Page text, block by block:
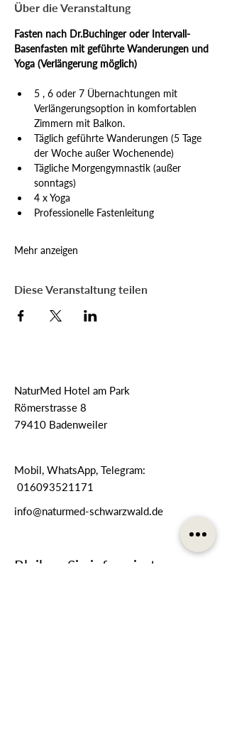
Über die Veranstaltung
Fasten nach Dr.Buchinger oder Intervall-
Basenfasten mit geführte Wanderungen und
Yoga (Verlängerung möglich)
5 , 6 oder 7 Übernachtungen mit
Verlängerungsoption in komfortablen
Zimmern mit Balkon.
Täglich geführte Wanderungen (5 Tage
der Woche außer Wochenende)
Tägliche Morgengymnastik (außer
sonntags)
4 x Yoga
Professionelle Fastenleitung
Mehr anzeigen
Diese Veranstaltung teilen
NaturMed Hotel am Park
Römerstrasse 8
79410 Badenweiler
Mobil, WhatsApp, Telegram:
016093521171
info@naturmed-schwarzwald.de
Bleiben Sie informiert